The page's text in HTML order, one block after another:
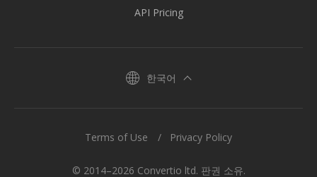
API Pricing
한국어
© 2014–2026 Convertio ltd. 판권 소유.
Terms of Use Privacy Policy